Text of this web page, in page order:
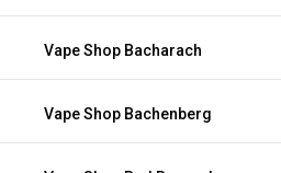
Vape Shop Bacharach
Vape Shop Bachenberg